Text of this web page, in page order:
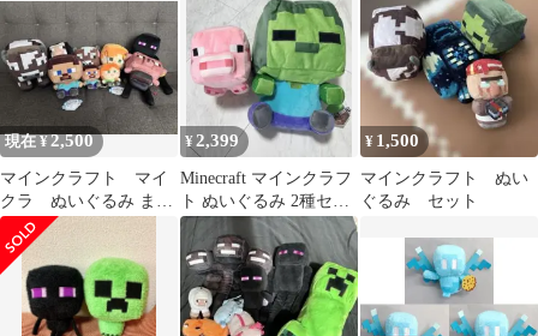
現在 ¥2,500
マインクラフト マイ
クラ ぬいぐるみ まと
め売り
¥2,399
Minecraft マインクラフ
ト ぬいぐるみ 2種セッ
ト
¥ 1,500
マインクラフト ぬい
ぐるみ セット